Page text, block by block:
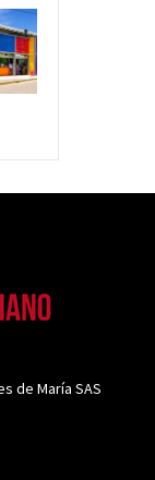
de María SAS